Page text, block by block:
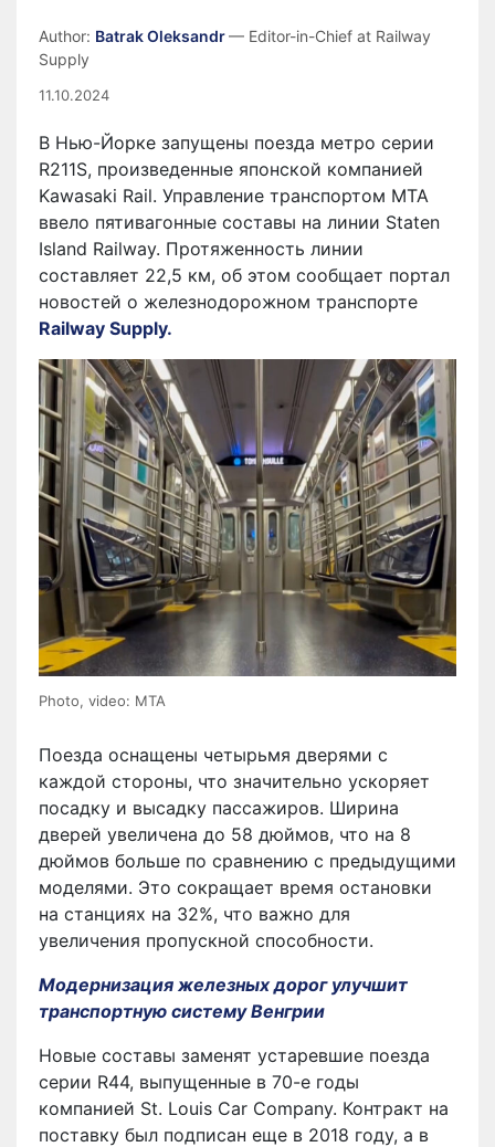
Author: Batrak Oleksandr— Editor-in-Chief at Railway
Supply
11.10.2024
В Нью-Йорке запущены поезда метро серии
R211S, произведенные японской компанией
Kawasaki Rail. Управление транспортом MTA
ввело пятивагонные составы на линии Staten
Island Railway. Протяженность линии
составляет 22,5 км, об этом сообщает портал
новостей о железнодорожном транспорте
Railway Supply.
Photo, video: MTA
Поезда оснащены четырьмя дверями с
каждой стороны, что значительно ускоряет
посадку и высадку пассажиров. Ширина
дверей увеличена до 58 дюймов, что на 8
дюймов больше по сравнению с предыдущими
моделями. Это сокращает время остановки
на станциях на 32%, что важно для
увеличения пропускной способности.
Модернизация железных дорог улучшит
транспортную систему Венгрии
Новые составы заменят устаревшие поезда
серии R44, выпущенные в 70-е годы
компанией St. Louis Car Company. Контракт на
поставку был подписан еще в 2018 году, а в